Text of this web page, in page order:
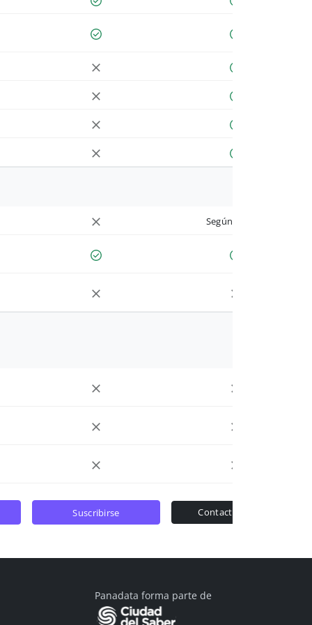
Según cuenta
suscribirse contactar ventas
Panadata forma parte de